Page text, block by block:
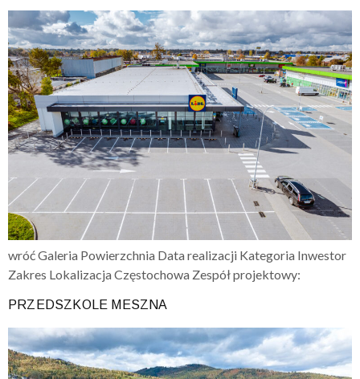
wróć Galeria Powierzchnia Data realizacji Kategoria Inwestor
Zakres Lokalizacja Częstochowa Zespół projektowy:
PRZEDSZKOLE MESZNA